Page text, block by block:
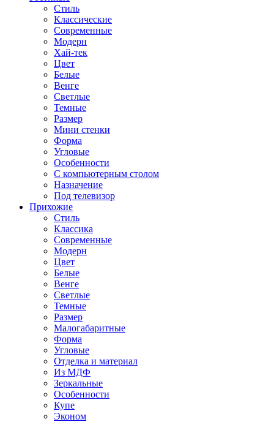
Стиль
Классические
Современные
Модерн
Хай-тек
Цвет
Белые
Венге
Светлые
Темные
Размер
Мини стенки
Форма
Угловые
Особенности
С компьютерным столом
Назначение
Под телевизор
Прихожие
Стиль
Классика
Современные
Модерн
Цвет
Белые
Венге
Светлые
Темные
Размер
Малогабаритные
Форма
Угловые
Отделка и материал
Из МДФ
Зеркальные
Особенности
Купе
Эконом